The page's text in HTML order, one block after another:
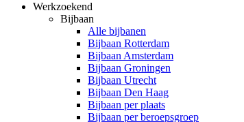
Werkzoekend
Bijbaan
Alle bijbanen
Bijbaan Rotterdam
Bijbaan Amsterdam
Bijbaan Groningen
Bijbaan Utrecht
Bijbaan Den Haag
Bijbaan per plaats
Bijbaan per beroepsgroep